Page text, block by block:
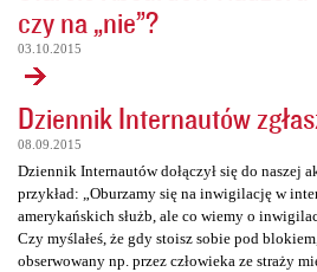
czy na „nie”?
03.10.2015
Dziennik Internautów
08.09.2015
Dziennik Internautów dołączył się do naszej
przykład: „Oburzamy się na inwigilację w
amerykańskich służb, ale co wiemy o
Czy myślałeś, że gdy stoisz sobie pod
obserwowany np. przez człowieka ze straży